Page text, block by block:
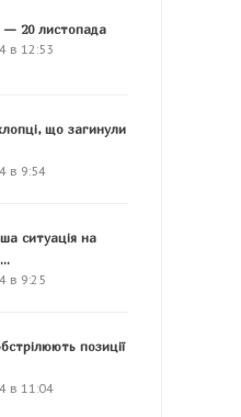
20 листопада
в 12:53
що загинули
в 9:54
ситуація на
в 9:25
позиції
в 11:04